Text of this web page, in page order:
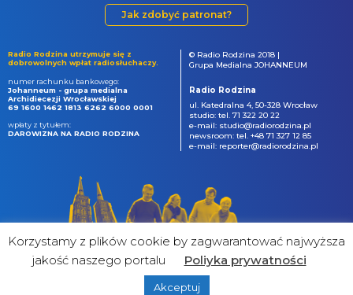
Jak zdobyć patronat?
Radio Rodzina utrzymuje się z
dobrowolnych wpłat radiosłuchaczy.
numer rachunku bankowego:
Johanneum - grupa medialna
Archidiecezji Wrocławskiej
69 1600 1462 1813 6262 6000 0001
wpłaty z tytułem:
DAROWIZNA NA RADIO RODZINA
© Radio Rodzina 2018 |
Grupa Medialna JOHANNEUM
Radio Rodzina
ul. Katedralna 4, 50-328 Wrocław
studio: tel. 71 322 20 22
e-mail: studio@radiorodzina.pl
newsroom: tel. +48 71 327 12 85
e-mail: reporter@radiorodzina.pl
&
Korzystamy z plików cookie by zagwarantować najwyższa
jakość naszego portalu
Poliyka prywatności
Akceptuj